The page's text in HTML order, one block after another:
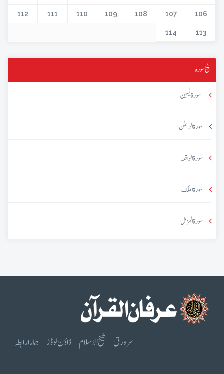
106
107
108
109
110
111
112
113
114
پنج سورہ
سورۃ یٰسین
سورۃ الرحمٰن
سورۃ الواقعہ
سورۃ الملک
سورۃ المزمل
سرورق شیخ الاسلام ڈاؤن لوڈز ہمارا رابطہ